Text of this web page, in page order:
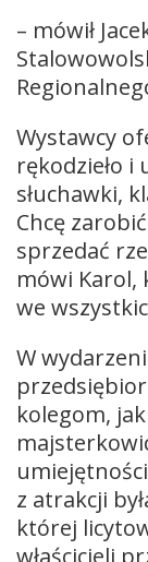
– mówił
Wystawcy
rękodzieło
słuchawki,
Chcę
sprzedać
mówi Karol,
we
W
kolegom,
z atrakcji
której